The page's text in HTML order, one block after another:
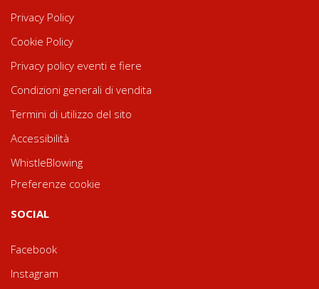
Privacy Policy
Cookie Policy
Privacy policy eventi e fiere
Condizioni generali di vendita
Termini di utilizzo del sito
Accessibilità
WhistleBlowing
Preferenze cookie
SOCIAL
Facebook
Instagram